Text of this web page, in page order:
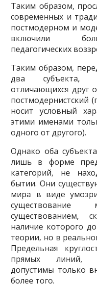
Таким образом,
современных и
постмодерном и
включили
педагогических
Таким образом,
два субъекта,
отличающихся друг
постмодернистский
носит условный
этими именами
одного от другого).
Однако оба
лишь в форме
кате­горий, не
бытии. Они
мира в виде
существованием,
наличие которого
теории, но в
Предельная
прямых линий,
допустимы только
более того.